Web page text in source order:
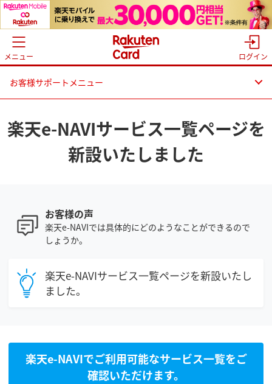
メニュー ログイン
お客様サポートメニュー
楽天e-NAVIサービス一覧ページを
新設いたしました
お客様の声
楽天e-NAVIでは具体的にどのようなことができるので
しょうか。
楽天e-NAVIサービス一覧ページを新設いたし
ました。
楽天e-NAVIでご利用可能なサービス一覧をご
確認いただけます。